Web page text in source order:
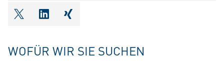
shareOntwitter
shareOnlinkedIn
shareOnxing
WOFÜR WIR SIE SUCHEN